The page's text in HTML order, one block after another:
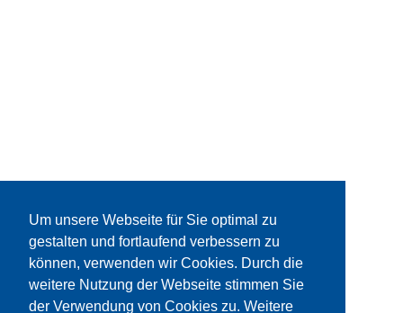
Um unsere Webseite für Sie optimal zu
gestalten und fortlaufend verbessern zu
können, verwenden wir Cookies. Durch die
weitere Nutzung der Webseite stimmen Sie
der Verwendung von Cookies zu. Weitere